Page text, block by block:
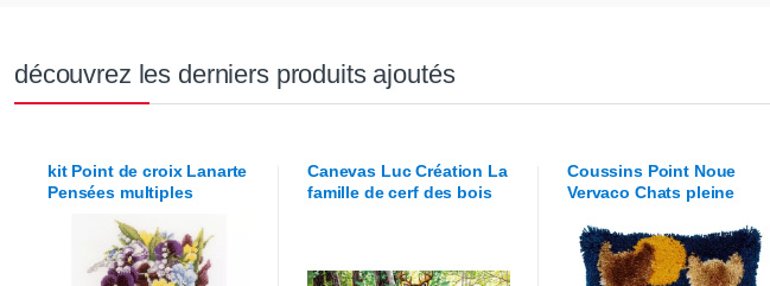
découvrez les derniers produits ajoutés
kit Point de croix Lanarte
Pensées multiples
Canevas Luc Création La
famille de cerf des bois
Coussins Point Noue
Vervaco Chats pleine